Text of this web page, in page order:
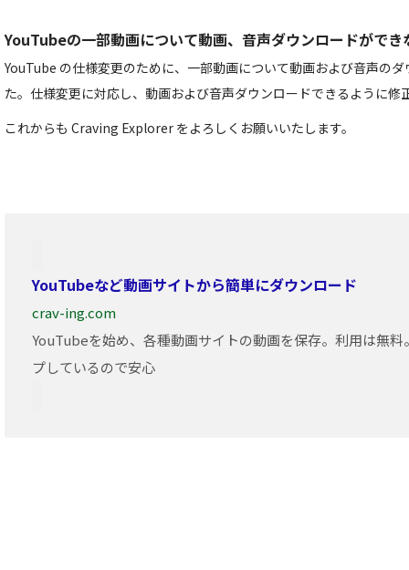
YouTubeの一部動画について動画、音声ダウンロードができ
YouTube の仕様変更のために、一部動画について動画および音声の
た。仕様変更に対応し、動画および音声ダウンロードできるように修
これからも Craving Explorer をよろしくお願いいたします。
YouTubeなど動画サイトから簡単にダウンロード
crav-ing.com
YouTubeを始め、各種動画サイトの動画を保存。利用は無
プしているので安心